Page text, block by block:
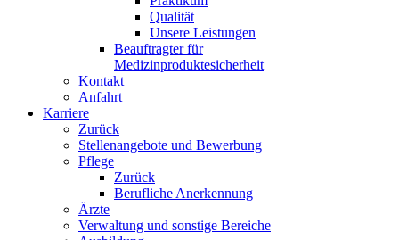
Qualität
Unsere Leistungen
Beauftragter für
Medizinproduktesicherheit
Kontakt
Anfahrt
Karriere
Zurück
Stellenangebote und Bewerbung
Pflege
Zurück
Berufliche Anerkennung
Ärzte
Verwaltung und sonstige Bereiche